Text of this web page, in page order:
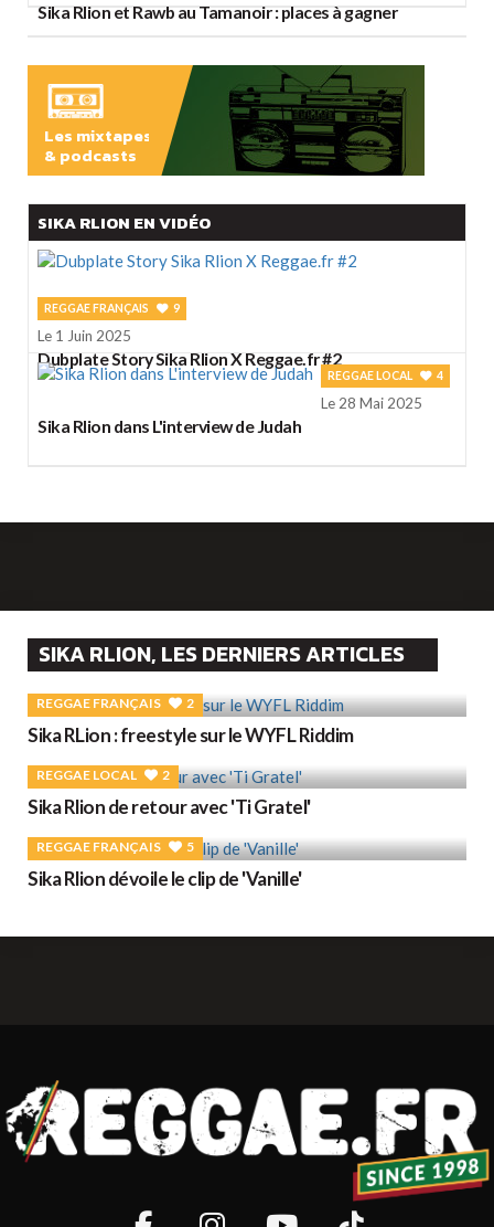
Sika Rlion et Rawb au Tamanoir : places à gagner
Les mixtapes
& podcasts
SIKA RLION EN VIDÉO
REGGAE FRANÇAIS 9
Le 1 Juin 2025
Dubplate Story Sika Rlion X Reggae.fr #2
REGGAE LOCAL 4
Le 28 Mai 2025
Sika Rlion dans L'interview de Judah
SIKA RLION, LES DERNIERS ARTICLES
REGGAE FRANÇAIS 2
Sika RLion : freestyle sur le WYFL Riddim
REGGAE LOCAL 2
Sika Rlion de retour avec 'Ti Gratel'
REGGAE FRANÇAIS 5
Sika Rlion dévoile le clip de 'Vanille'